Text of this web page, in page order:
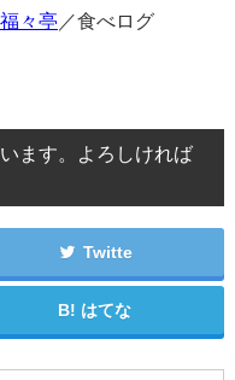
々亭 ／食べログ
ます。よろしければ
Twitte
はてな